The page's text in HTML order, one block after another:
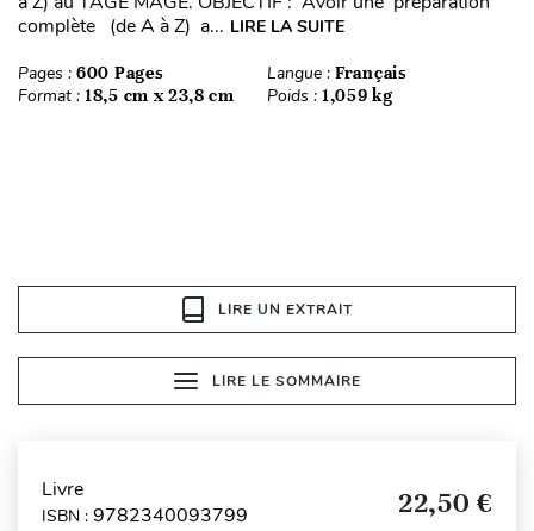
complète (de A à Z) a... LIRE LA SUITE
Pages : 600 Pages Langue : Français
Format : 18,5 cm x 23,8 cm Poids : 1,059 kg
LIRE UN EXTRAIT
LIRE LE SOMMAIRE
Livre
ISBN : 9782340093799 22,50 €